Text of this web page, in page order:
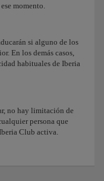
momento.
si alguno de los
En los demás casos,
habituales de Iberia
no hay limitación de
persona que
Club activa.